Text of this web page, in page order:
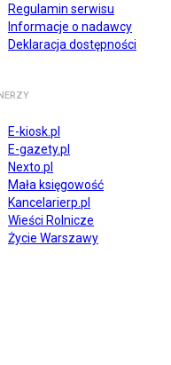
Regulamin serwisu
Informacje o nadawcy
Deklaracja dostępności
E-kiosk.pl
E-gazety.pl
Nexto.pl
Mała księgowość
Kancelarierp.pl
Wieści Rolnicze
Życie Warszawy